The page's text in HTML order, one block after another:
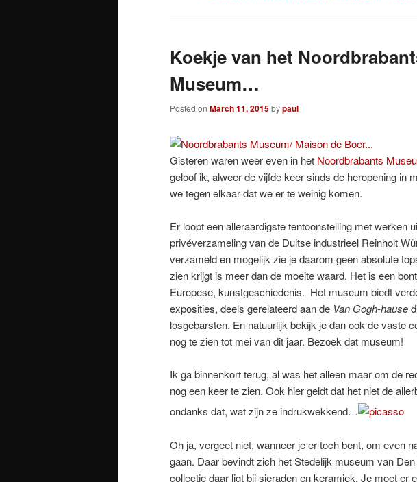
Koekje van het
Museum…
Posted on March 11, 2015bypaul
Gisteren waren weer even in het Noordbrabants
geloof ik, alweer de vijfde keer sinds de heropening in
we tegen elkaar dat we er te weinig komen.
Er loopt een alleraardigste tentoonstelling met werken
privéverzameling van de Duitse industrieel Reinholt
verzameld en mogelijk zie je daarom geen absolute
zien krijgt is meer dan de moeite waard. Het is een
Europese, kunstgeschiedenis. Het museum biedt
exposities, deels gerelateerd aan de Van Gogh-hause
losgebarsten. En natuurlijk bekijk je dan ook de vaste
nog te zien tot mei van dit jaar. Bezoek dat museum!
Ik ga binnenkort terug, al was het alleen maar om de
nog een keer te zien. Ook hier geldt dat het niet de
ondanks dat, wat zijn ze indrukwekkend…
Oh ja, vergeet niet, wanneer je er toch bent, om even
gaan. Daar bevindt zich het Stedelijk museum van
collectie daar ligt bij sieraden en keramiek. Je moet er